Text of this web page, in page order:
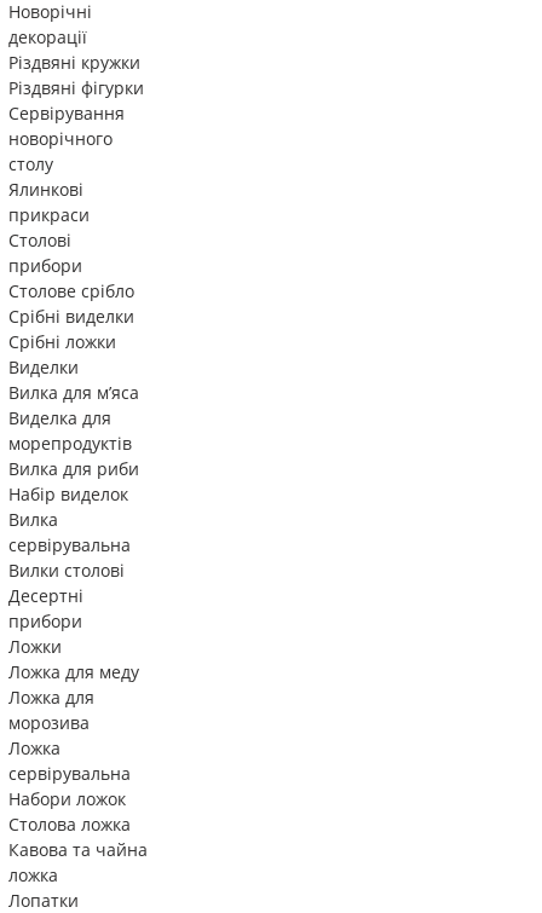
Новорічні
декорації
Різдвяні кружки
Різдвяні фігурки
Сервірування
новорічного
столу
Ялинкові
прикраси
Столові
прибори
Столове срібло
Срібні виделки
Срібні ложки
Виделки
Вилка для м’яса
Виделка для
морепродуктів
Вилка для риби
Набір виделок
Вилка
сервірувальна
Вилки столові
Десертні
прибори
Ложки
Ложка для меду
Ложка для
морозива
Ложка
сервірувальна
Набори ложок
Столова ложка
Кавова та чайна
ложка
Лопатки